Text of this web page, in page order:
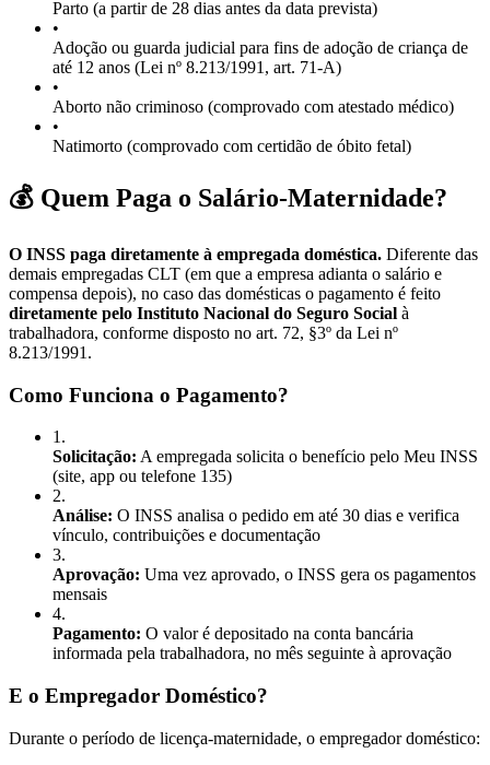
Parto (a partir de 28 dias antes da data prevista)
•
Adoção ou guarda judicial para fins de adoção de criança de
até 12 anos (Lei nº 8.213/1991, art. 71-A)
•
Aborto não criminoso (comprovado com atestado médico)
•
Natimorto (comprovado com certidão de óbito fetal)
💰 Quem Paga o Salário-Maternidade?
O INSS paga diretamente à empregada doméstica. Diferente das
demais empregadas CLT (em que a empresa adianta o salário e
compensa depois), no caso das domésticas o pagamento é feito
diretamente pelo Instituto Nacional do Seguro Social à
trabalhadora, conforme disposto no art. 72, §3º da Lei nº
8.213/1991.
Como Funciona o Pagamento?
1 .
Solicitação: A empregada solicita o benefício pelo Meu INSS
(site, app ou telefone 135)
2.
Análise: O INSS analisa o pedido em até 30 dias e verifica
vínculo, contribuições e documentação
3.
Aprovação: Uma vez aprovado, o INSS gera os pagamentos
mensais
4.
Pagamento: O valor é depositado na conta bancária
informada pela trabalhadora, no mês seguinte à aprovação
E o Empregador Doméstico?
Durante o período de licença-maternidade, o empregador doméstico: